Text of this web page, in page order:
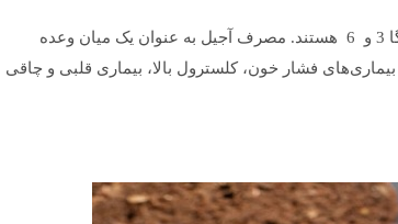
آجیل‌ها سرشار از چربی اشباع نشده، فیبر، پروتئین، منیزیم، ویتامین E، امگا 3 و 6 هستند. مصرف آجیل به عنوان یک میان وعده
بیماری‌های فشار خون، کلسترول بالا، بیماری قلبی و چاقی